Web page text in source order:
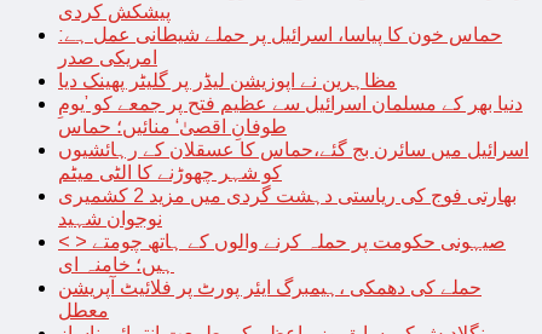
پیشکش کردی
حماس خون کا پیاسا، اسرائیل پر حملے شیطانی عمل ہے:
امریکی صدر
مظاہرین نے اپوزیشن لیڈر پر گلیٹر پھینک دیا
دنیا بھر کے مسلمان اسرائیل سے عظیم فتح پر جمعے کو ’یومِ
طوفانِ اقصیٰ‘ منائیں؛ حماس
اسرائیل میں سائرن بج گئے،حماس کا عسقلان کے رہائشیوں
کو شہر چھوڑنے کا الٹی میٹم
بھارتی فوج کی ریاستی دہشت گردی میں مزید 2 کشمیری
نوجوان شہید
< > صیہونی حکومت پر حملہ کرنے والوں کے ہاتھ چومتے
ہیں؛ خامنہ ای
حملے کی دھمکی ،ہیمبرگ ایئر پورٹ پر فلائیٹ آپریشن
معطل